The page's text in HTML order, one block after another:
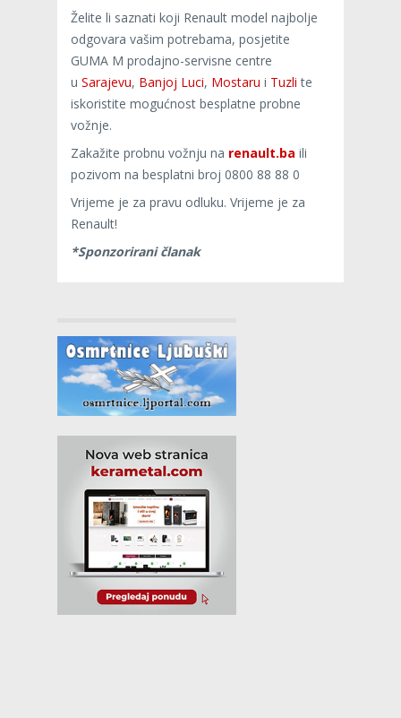
Želite li saznati koji Renault model najbolje
odgovara vašim potrebama, posjetite
GUMA M prodajno-servisne centre
u Sarajevu, Banjoj Luci, Mostaru i Tuzli te
iskoristite mogućnost besplatne probne
vožnje.
Zakažite probnu vožnju na renault.ba ili
pozivom na besplatni broj 0800 88 88 0
Vrijeme je za pravu odluku. Vrijeme je za
Renault!
*Sponzorirani članak